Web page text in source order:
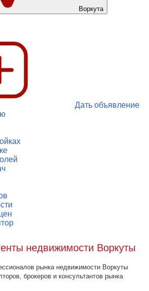
Воркута
Дать объявление
недвижимости Воркуты
рынка недвижимости Воркуты
брокеров и консультантов рынка